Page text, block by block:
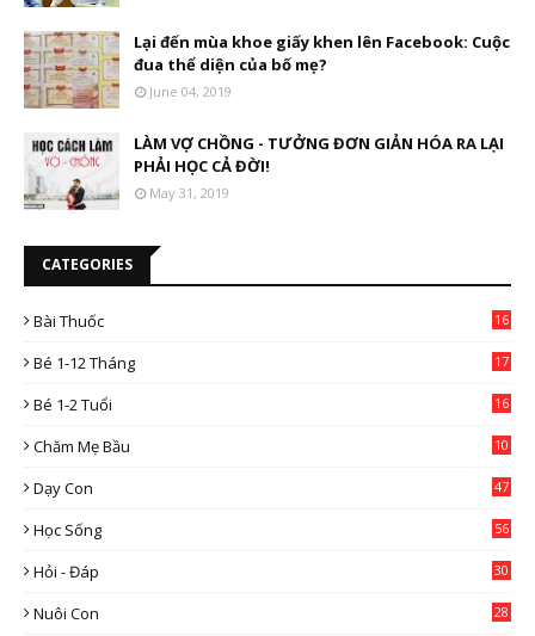
Lại đến mùa khoe giấy khen lên Facebook: Cuộc
đua thể diện của bố mẹ?
June 04, 2019
LÀM VỢ CHỒNG - TƯỞNG ĐƠN GIẢN HÓA RA LẠI
PHẢI HỌC CẢ ĐỜI!
May 31, 2019
CATEGORIES
Bài Thuốc
16
Bé 1-12 Tháng 17
Bé 1-2 Tuổi 16
Chăm Mẹ Bầu
10
Dạy Con
47
Học Sống 56
Hỏi - Đáp 30
Nuôi Con
28